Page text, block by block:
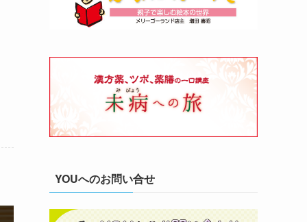
YOUへのお問い合せ